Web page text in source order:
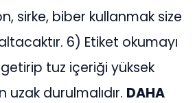
sirke, biber kullanmak size
6) Etiket okumayı
getirip tuz içeriği yüksek
durulmalıdır. DAHA